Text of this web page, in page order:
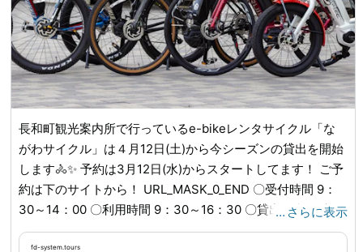
長和町観光案内所で行っているe-bikeレンタサイクル「な
がわサイクル」は４月12日(土)から今シーズンの貸出を開始
します🚴✨ 予約は3月12日(水)からスタートしてます！ ご予
約は下のサイトから！ URL_MASK_0_END 〇受付時間 9：
30～14：00 〇利用時間 9：30～16：30 〇貸出場所 長和町
観光案内所(長野県小県郡長和町古町2424-19)
… さらに表示
fd-system.tours